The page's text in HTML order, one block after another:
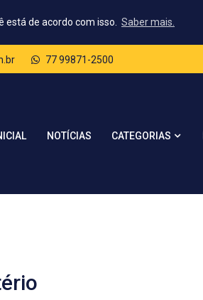
está de acordo com isso. Saber mais.
77 99871-2500
NOTÍCIAS CATEGORIAS